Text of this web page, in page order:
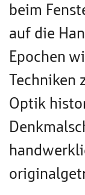
beim
auf die
Epochen
Optik